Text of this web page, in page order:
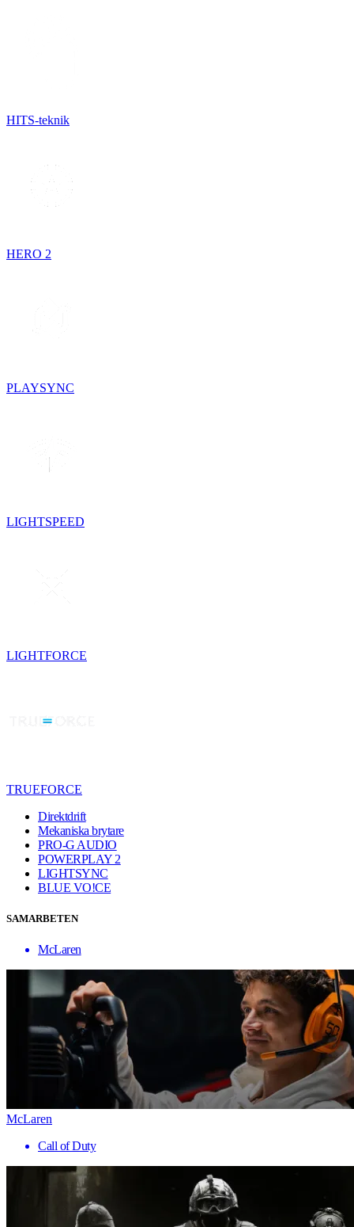
HITS-teknik
HERO 2
PLAYSYNC
LIGHTSPEED
LIGHTFORCE
TRUEFORCE
Direktdrift
Mekaniska brytare
PRO-G AUDIO
POWERPLAY 2
LIGHTSYNC
BLUE VO!CE
SAMARBETEN
McLaren
McLaren
Call of Duty